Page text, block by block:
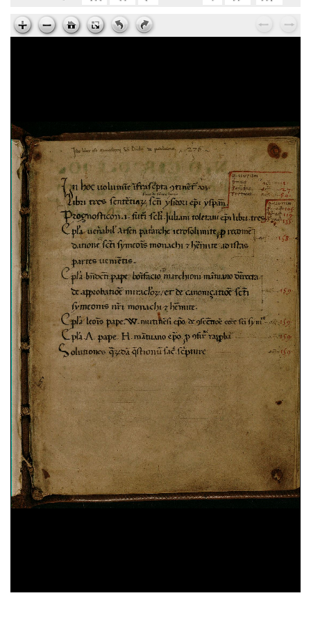
; ms. 37
Ps. Cyrillus,
Epistola ad beatum Augustinum de
miraculis Heronymi, sec. XV ; cart. ; 95 c. ;
195x135 mm ; ms. 37
Vita sancti Honorati, sec. XV ; cart. ; 37 c. ;
200x145 mm ; ms. 38
Dionysius Aeropagita,De caelesti hierarchia. De
ecclesiastica hierarchia. De divinis nominibus. De
mystica theologia, sec. XV ; membr. ; 120 c. ;
194x138 mm ; ms. 39
Domenico Cavalca,Disciplina de li spirituali, sec.
XV ; cart. ; 86 c. ; 200x150 mm ; ms. 40
Augustinus, De vera religione. De natura boni. De
triplici habitaculo, sec. XII ; membr. ; 49 c. ;
208x142 mm ; ms. 41
Constitutiones Congregationis Cassinensis atque
varia pontificum indulta, sec. XVI ; cart. ; 95 c. ;
196x43 mm ; ms. 42
Benedictus (s.) Abbas,Regola in volgare, sec. XV ;